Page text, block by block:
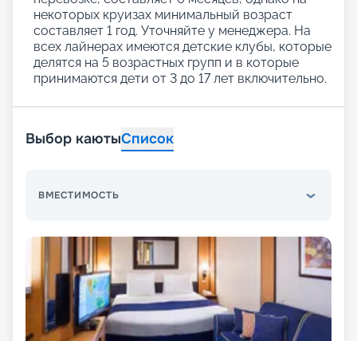
некоторых круизах минимальный возраст
составляет 1 год. Уточняйте у менеджера. На
всех лайнерах имеются детские клубы, которые
делятся на 5 возрастных групп и в которые
принимаются дети от 3 до 17 лет включительно.
Выбор каютыСписок
ВМЕСТИМОСТЬ